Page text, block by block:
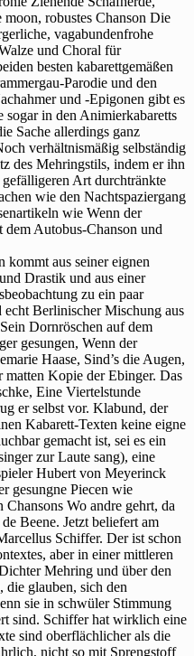
robustes Chanson Die
vagabundenfrohe
und Choral für
besten kabarettgemäßen
Parodie und den
und -Epigonen gibt es
sogar in den Animierkabaretts
Sache allerdings ganz
verhältnismäßig selbständig
des Mehringstils, indem er ihn
Art durchtränkte
wie den Nachtspaziergang
wie Wenn der
Autobus-Chanson und
kommt aus seiner eignen
Drastik und aus einer
zu ein paar
Berlinischer Mischung aus
Dornröschen auf dem
gesungen, Wenn der
Haase, Sind’s die Augen,
matten Kopie der Ebinger. Das
Eine Viertelstunde
er selbst vor. Klabund, der
Kabarett-Texten keine eigne
gemacht ist, sei es ein
zur Laute sang), eine
Hubert von Meyerinck
gesungne Piecen wie
Wo andre gehrt, da
Beene. Jetzt beliefert am
Schiffer. Der ist schon
aber in einer mittleren
Mehring und über den
glauben, sich den
sie in schwüler Stimmung
sind. Schiffer hat wirklich eine
sind oberflächlicher als die
nicht so mit Sprengstoff